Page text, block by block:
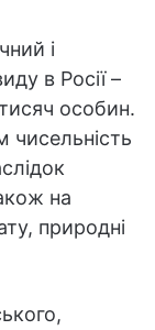
і
в Росії –
особин.
на
природні